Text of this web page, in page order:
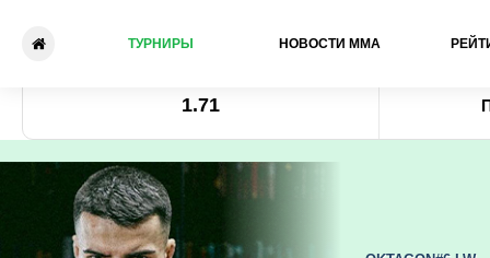
ТУРНИРЫ НОВОСТИ ММА
Ариян Топаллай - Ян
Коэффициент
1.71